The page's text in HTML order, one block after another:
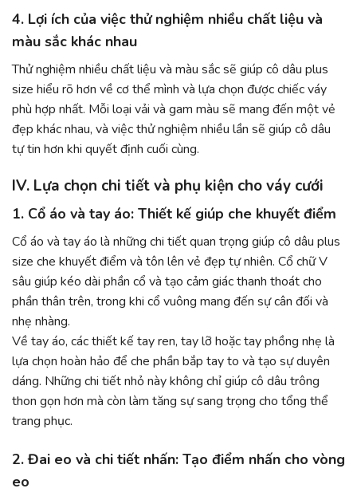
4. Lợi ích của việc thử nghiệm nhiều chất liệu và
màu sắc khác nhau
Thử nghiệm nhiều chất liệu và màu sắc sẽ giúp cô dâu plus
size hiểu rõ hơn về cơ thể mình và lựa chọn được chiếc váy
phù hợp nhất. Mỗi loại vải và gam màu sẽ mang đến một vẻ
đẹp khác nhau, và việc thử nghiệm nhiều lần sẽ giúp cô dâu
tự tin hơn khi quyết định cuối cùng.
IV. Lựa chọn chi tiết và phụ kiện cho váy cưới
1. Cổ áo và tay áo: Thiết kế giúp che khuyết điểm
Cổ áo và tay áo là những chi tiết quan trọng giúp cô dâu plus
size che khuyết điểm và tôn lên vẻ đẹp tự nhiên. Cổ chữ V
sâu giúp kéo dài phần cổ và tạo cảm giác thanh thoát cho
phần thân trên, trong khi cổ vuông mang đến sự cân đối và
nhẹ nhàng.
Về tay áo, các thiết kế tay ren, tay lỡ hoặc tay phồng nhẹ là
lựa chọn hoàn hảo để che phần bắp tay to và tạo sự duyên
dáng. Những chi tiết nhỏ này không chỉ giúp cô dâu trông
thon gọn hơn mà còn làm tăng sự sang trọng cho tổng thể
trang phục.
2. Đai eo và chi tiết nhấn: Tạo điểm nhấn cho vòng
eo